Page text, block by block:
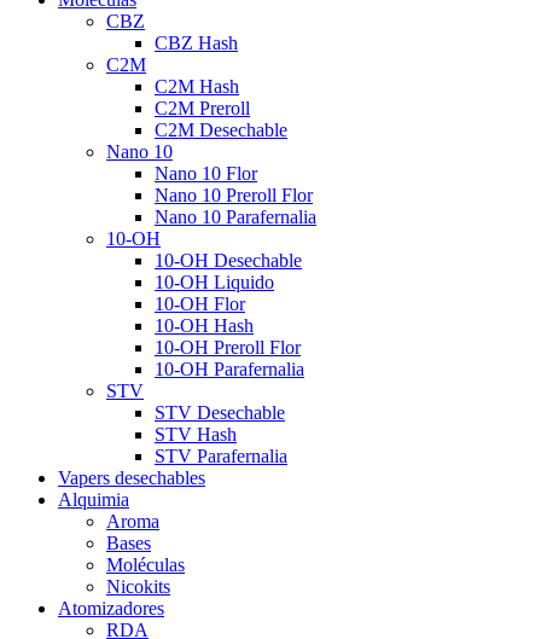
CBZ
CBZ Hash
C2M
C2M Hash
C2M Preroll
C2M Desechable
Nano 10
Nano 10 Flor
Nano 10 Preroll Flor
Nano 10 Parafernalia
10-OH
10-OH Desechable
10-OH Liquido
10-OH Flor
10-OH Hash
10-OH Preroll Flor
10-OH Parafernalia
STV
STV Desechable
STV Hash
STV Parafernalia
Vapers desechables
Alquimia
Aroma
Bases
Moléculas
Nicokits
Atomizadores
RDA